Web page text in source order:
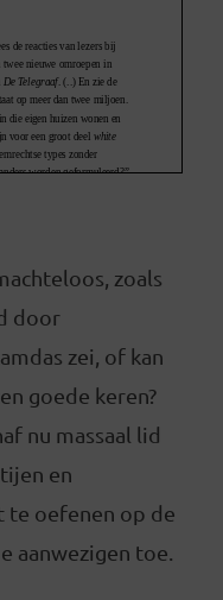
zoals
door
zei, of kan
goede keren?
nu massaal lid
en
te oefenen op de
aanwezigen toe.